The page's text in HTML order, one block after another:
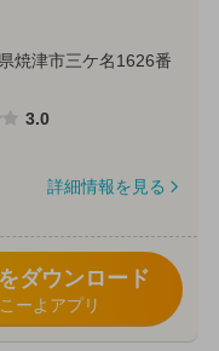
焼津市三ケ名1626番
3.0
詳細情報を見る
ダウンロード
ーよアプリ